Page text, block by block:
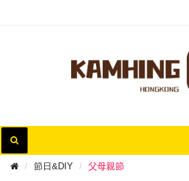
節日&DIY 父母親節